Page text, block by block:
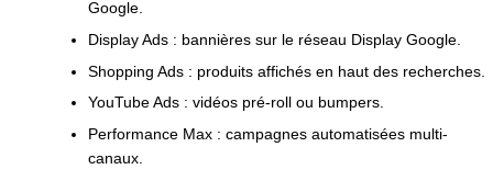
Google.
Display Ads : bannières sur le réseau Display Google.
Shopping Ads : produits affichés en haut des recherches.
YouTube Ads : vidéos pré-roll ou bumpers.
Performance Max : campagnes automatisées multi-
canaux.